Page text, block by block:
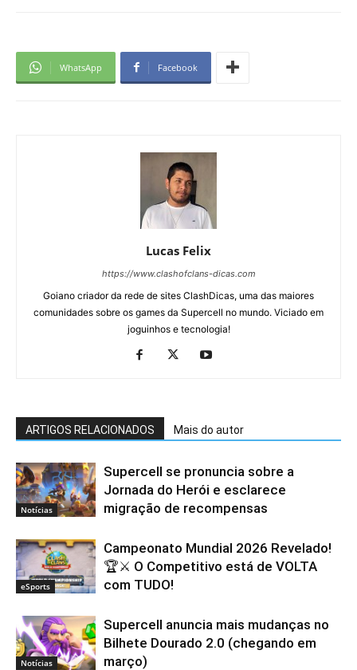
WhatsApp Facebook
Lucas Felix
https://www.clashofclans-dicas.com
Goiano criador da rede de sites ClashDicas, uma das maiores
comunidades sobre os games da Supercell no mundo. Viciado em
joguinhos e tecnologia!
ARTIGOS RELACIONADOS Mais do autor
Notícias
Supercell se pronuncia sobre a
Jornada do Herói e esclarece
migração de recompensas
eSports
Campeonato Mundial 2026 Revelado!
🏆⚔️ O Competitivo está de VOLTA
com TUDO!
Notícias
Supercell anuncia mais mudanças no
Bilhete Dourado 2.0 (chegando em
março)